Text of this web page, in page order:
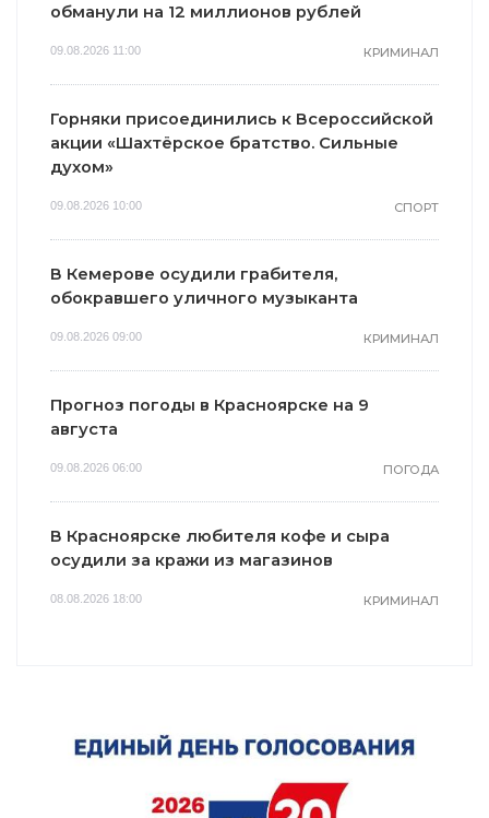
обманули на 12 миллионов рублей
09.08.2026 11:00 КРИМИНАЛ
Горняки присоединились к Всероссийской
акции «Шахтёрское братство. Сильные
духом»
09.08.2026 10:00 СПОРТ
В Кемерове осудили грабителя,
обокравшего уличного музыканта
09.08.2026 09:00 КРИМИНАЛ
Прогноз погоды в Красноярске на 9
августа
09.08.2026 06:00 ПОГОДА
В Красноярске любителя кофе и сыра
осудили за кражи из магазинов
08.08.2026 18:00 КРИМИНАЛ